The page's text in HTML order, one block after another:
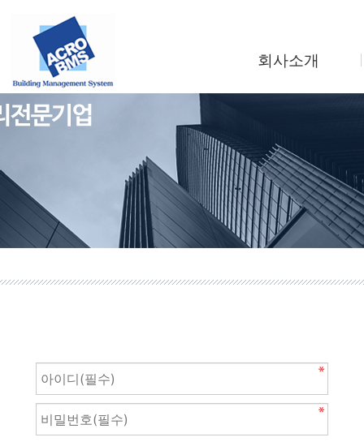
회사소개
조직도
사업소개
찾아오시는길